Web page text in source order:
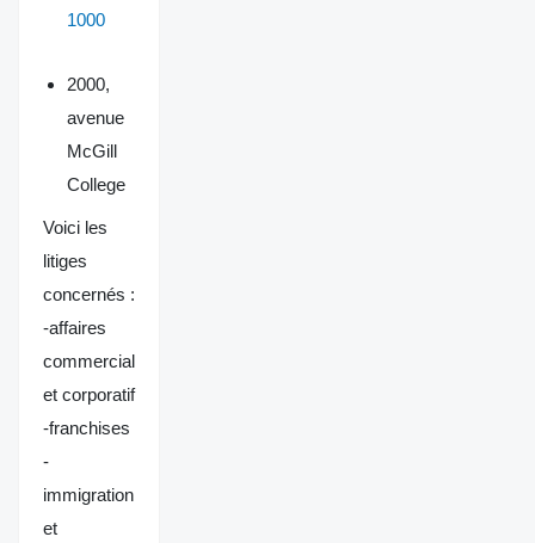
1000
2000,
avenue
McGill
College
Voici les
litiges
concernés :
-affaires
commercial
et corporatif
-franchises
-
immigration
et